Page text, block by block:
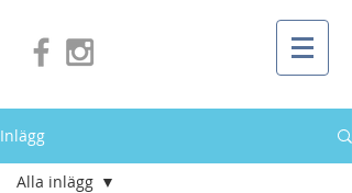
Inlägg
Alla inlägg